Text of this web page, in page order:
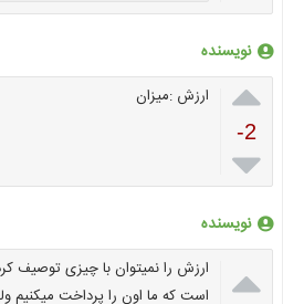
نویسنده

-2

ارزش :میزان
نویسنده

ارزش را نمیتوان با چیزی توصیف
است که ما اون را پرداخت میکنیم